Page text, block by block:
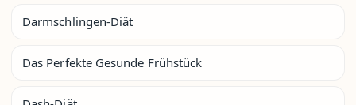
Darmschlingen-Diät
Das Perfekte Gesunde Frühstück